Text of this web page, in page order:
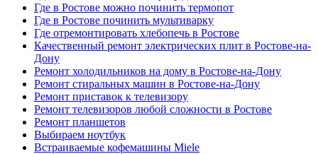
Где в Ростове можно починить термопот
Где в Ростове починить мультиварку
Где отремонтировать хлебопечь в Ростове
Качественный ремонт электрических плит в Ростове-на-
Дону
Ремонт холодильников на дому в Ростове-на-Дону
Ремонт стиральных машин в Ростове-на-Дону
Ремонт приставок к телевизору
Ремонт телевизоров любой сложности в Ростове
Ремонт планшетов
Выбираем ноутбук
Встраиваемые кофемашины Miele